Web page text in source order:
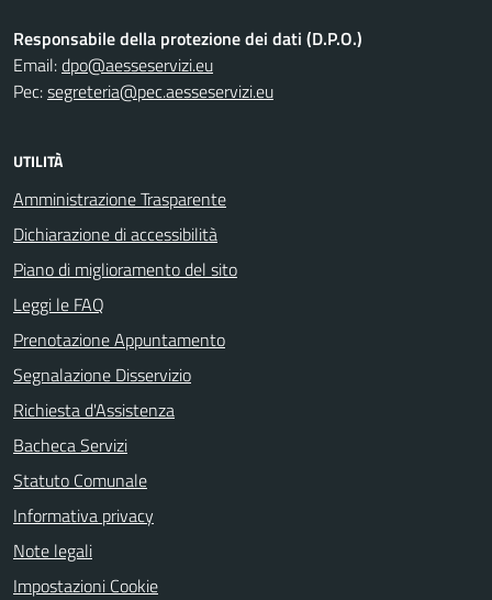
Responsabile della protezione dei dati (D.P.O.)
Email:dpo@aesseservizi.eu
Pec:segreteria@pec.aesseservizi.eu
UTILITÀ
Amministrazione Trasparente
Dichiarazione di accessibilità
Piano di miglioramento del sito
Leggi le FAQ
Prenotazione Appuntamento
Segnalazione Disservizio
Richiesta d'Assistenza
Bacheca Servizi
Statuto Comunale
Informativa privacy
Note legali
Impostazioni Cookie